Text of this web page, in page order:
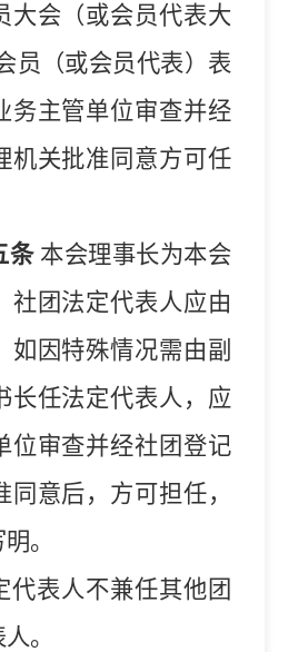
大会（或会员代表大
员（或会员代表）表
务主管单位审查并经
机关批准同意方可任
条本会理事长为本会
社团法定代表人应由
如因特殊情况需由副
长任法定代表人，应
位审查并经社团登记
同意后，方可担任，
明。
代表人不兼任其他团
。